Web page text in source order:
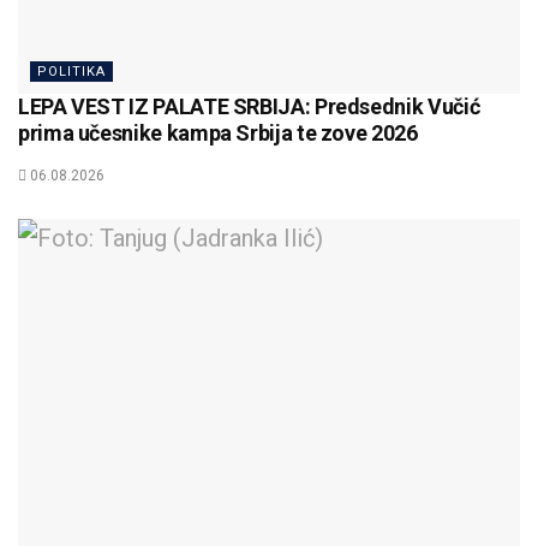
POLITIKA
LEPA VEST IZ PALATE SRBIJA: Predsednik Vučić
prima učesnike kampa Srbija te zove 2026
06.08.2026